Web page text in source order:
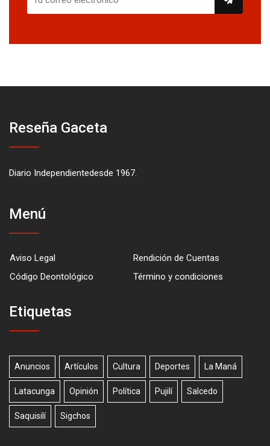
Reseña Gaceta
Diario Independientedesde 1967.
Menú
Aviso Legal
Rendición de Cuentas
Código Deontológico
Término y condiciones
Etiquetas
Anuncios Artículos Cultura Deportes La Maná
Latacunga Opinión Política Pujilí Salcedo
Saquisilí Sigchos